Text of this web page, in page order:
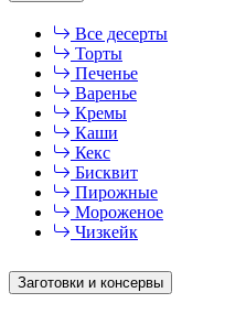
Все десерты
Торты
Печенье
Варенье
Кремы
Каши
Кекс
Бисквит
Пирожные
Мороженое
Чизкейк
Заготовки и консервы